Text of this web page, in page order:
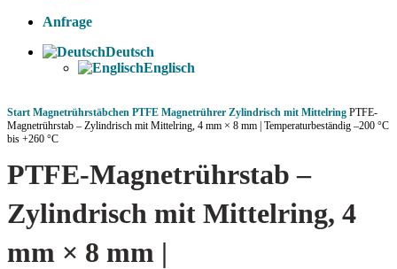
Anfrage
Deutsch
Englisch
Start Magnetrührstäbchen PTFE Magnetrührer Zylindrisch mit Mittelring PTFE-
Magnetrührstab – Zylindrisch mit Mittelring, 4 mm × 8 mm | Temperaturbeständig –200 °C
bis +260 °C
PTFE-Magnetrührstab –
Zylindrisch mit Mittelring, 4
mm × 8 mm |